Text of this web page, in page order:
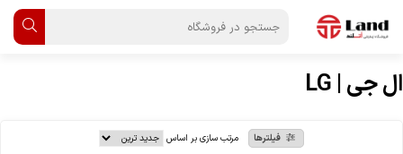
ال جی | LG
فیلترها مرتب سازی بر اساس